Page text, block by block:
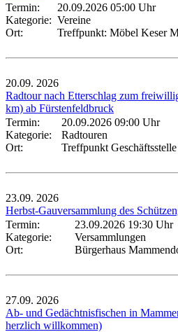
Termin:
20.09.2026 05:00 Uhr
Kategorie: Vereine
Ort:
Treffpunkt: Möbel Keser
20.09. 2026
Radtour nach Etterschlag zum
km) ab Fürstenfeldbruck
Termin:
20.09.2026 09:00 Uhr
Kategorie:
Radtouren
Ort:
Treffpunkt
23.09. 2026
Herbst-Gauversammlung des
Termin:
23.09.2026 19:30 Uhr
Kategorie:
Versammlungen
Ort:
Bürgerhaus
27.09. 2026
Ab- und Gedächtnisfischen in
herzlich willkommen)